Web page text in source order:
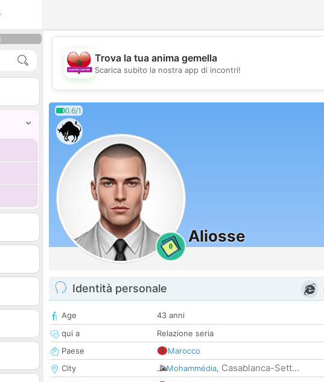
💖
💕
Trova la tua anima gemella
Scarica subito la nostra app di incontri!
0.6/1
0
Aliosse
Identità personale
Age
43 anni
qui a
Relazione seria
Paese
Marocco
City
Mohammédia, Casablanca-Sett...